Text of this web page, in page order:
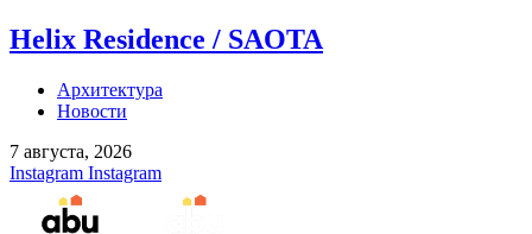
Helix Residence / SAOTA
Архитектура
Новости
7 августа, 2026
Instagram Instagram